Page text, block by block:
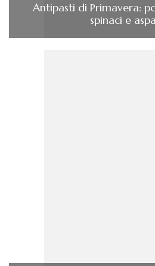
Antipasti di Primavera:
spinaci e